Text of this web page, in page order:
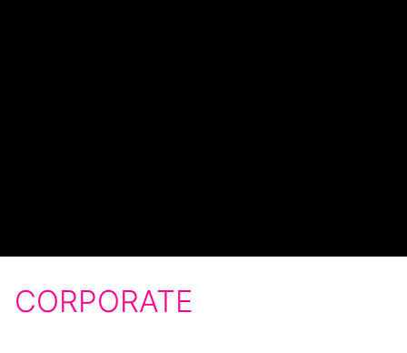
CORPORATE